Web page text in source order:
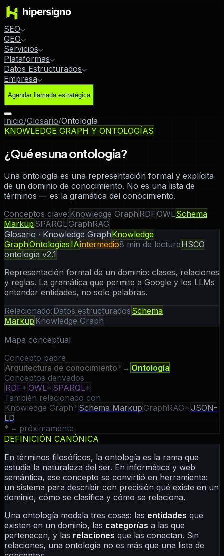
SEO
GEO
Servicios
Plataformas
Datos Estructurados
Empresa
Agendar llamada estratégica
Inicio/Glosario/Ontología
KNOWLEDGE GRAPH Y ONTOLOGÍAS
¿Qué es una ontología?
Una ontología es una representación formal y explícita
de un dominio de conocimiento. No es una lista de
términos — es la gramática del conocimiento.
Conceptos clave:Knowledge Graph RDFOWL Schema
Markup SPARQLGraphRAG
Glosario · Knowledge GraphKnowledge
GraphOntologías IAintermedio8 min de lecturaHSCO
ontología v2.1
Representación formal de un dominio: clases, relaciones
y reglas. La gramática que permite a Google y los LLMs
entender entidades, no solo palabras.
Relacionado:Datos estructurados Schema
Markup Knowledge Graph
Mapa conceptual
Concepto padre
Arquitectura de conocimiento* → Ontología
Conceptos derivados
RDF* OWL* SPARQL*
También relacionado con
Knowledge Graph* Schema Markup GraphRAG* JSON-
LD
* = próximamente
DEFINICIÓN CANÓNICA
En términos filosóficos, la ontología es la rama que
estudia la naturaleza del ser. En informática y web
semántica, ese concepto se convirtió en herramienta:
un sistema para describir con precisión qué existe en un
dominio, cómo se clasifica y cómo se relaciona.
Una ontología modela tres cosas: las entidades que
existen en un dominio, las categorías a las que
pertenecen, y las relaciones que las conectan. Sin
relaciones, una ontología no es más que una lista de